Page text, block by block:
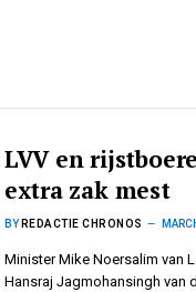
LVV en
extra zak mest
BY REDACTIE CHRONOS
Minister Mike Noersalim van
Hansraj Jagmohansingh van